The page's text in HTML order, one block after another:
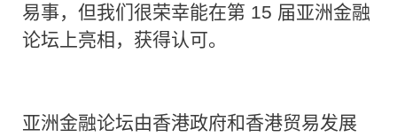
易事，但我们很荣幸能在第 15 届亚洲金融
论坛上亮相，获得认可。
亚洲金融论坛由香港政府和香港贸易发展